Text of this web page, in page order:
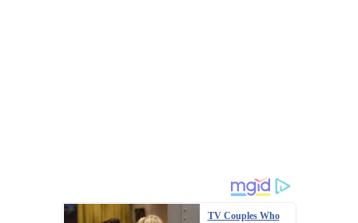
TV Couples Who